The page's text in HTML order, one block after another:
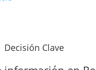
Decisión Clave